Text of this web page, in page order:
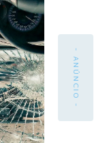
- ANÚNCIO -